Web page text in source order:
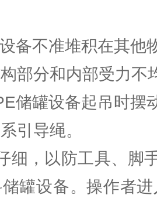
备不准堆积在其他
部分和内部受力不
储罐设备起吊时摆
引导绳。
细，以防工具、脚
罐设备。操作者